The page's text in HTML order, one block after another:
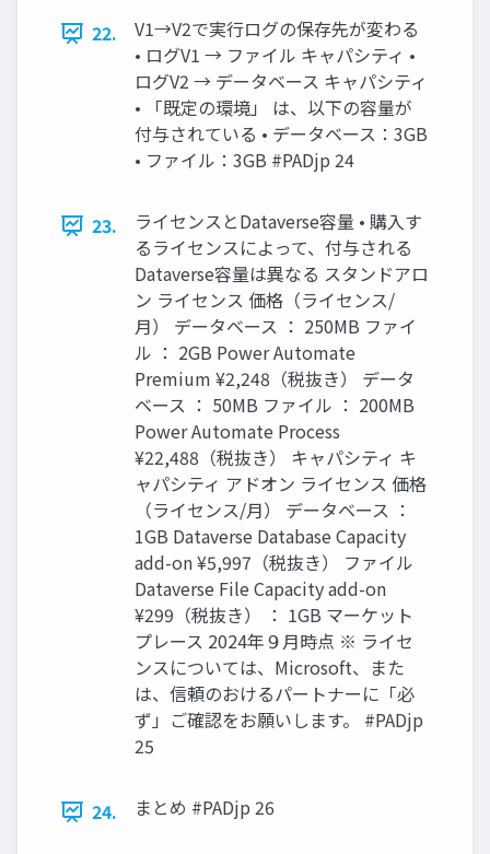
22.
V1→V2で実行ログの保存先が変わる
• ログV1 → ファイル キャパシティ •
ログV2 → データベース キャパシティ
• 「既定の環境」 は、以下の容量が
付与されている • データベース：3GB
• ファイル：3GB #PADjp 24
23.
ライセンスとDataverse容量 • 購入す
るライセンスによって、付与される
Dataverse容量は異なる スタンドアロ
ン ライセンス 価格（ライセンス/
月） データベース ： 250MB ファイ
ル ： 2GB Power Automate
Premium ¥2,248（税抜き） データ
ベース ： 50MB ファイル ： 200MB
Power Automate Process
¥22,488（税抜き） キャパシティ キ
ャパシティ アドオン ライセンス 価格
（ライセンス/月） データベース ：
1GB Dataverse Database Capacity
add-on ¥5,997（税抜き） ファイル
Dataverse File Capacity add-on
¥299（税抜き） ： 1GB マーケット
プレース 2024年９月時点 ※ ライセ
ンスについては、Microsoft、また
は、信頼のおけるパートナーに「必
ず」ご確認をお願いします。 #PADjp
25
24. まとめ #PADjp 26